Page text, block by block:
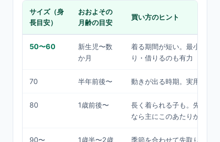
サイズ（身
長目安）
おおよその
月齢の目安
買い方のヒント
50〜60
新生児〜数
か月
着る期間が短い。最小限で
り・借りるのも有力
70 半年前後〜 動きが出る時期。実用枚数
80 1歳前後〜
長く着られる子も。先取り
なら主にこのあたりから
90〜
1歳半〜2歳
季節を合わせて先取りしや